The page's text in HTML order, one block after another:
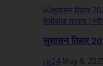
सुशासन तिहार
cg24 May 9,